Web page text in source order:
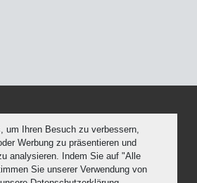
um Ihren Besuch zu verbessern,
Werbung zu präsentieren und
analysieren. Indem Sie auf "Alle
Sie unserer Verwendung von
Einstellungen
-Website vonMachinio